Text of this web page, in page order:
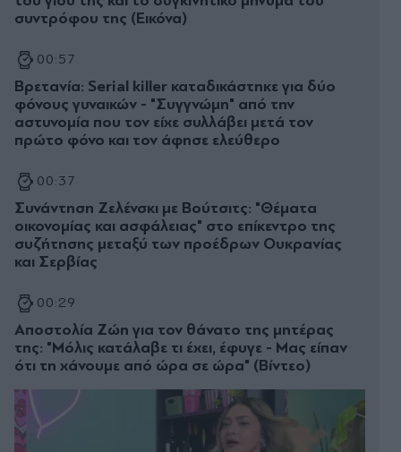
συντρόφου της (Εικόνα)
00:57
Βρετανία: Serial killer καταδικάστηκε για δύο
φόνους γυναικών - "Συγγνώμη" από την
αστυνομία που τον είχε συλλάβει μετά τον
πρώτο φόνο και τον άφησε ελεύθερο
00:37
Συνάντηση Ζελένσκι με Βούτσιτς: "Θέματα
οικονομίας και ασφάλειας" στο επίκεντρο της
συζήτησης μεταξύ των προέδρων Ουκρανίας
και Σερβίας
00:29
Αποστολία Ζώη για τον θάνατο της μητέρας
της: "Μόλις κατάλαβε τι έχει, έφυγε - Μας είπαν
ότι τη χάνουμε από ώρα σε ώρα" (Βίντεο)